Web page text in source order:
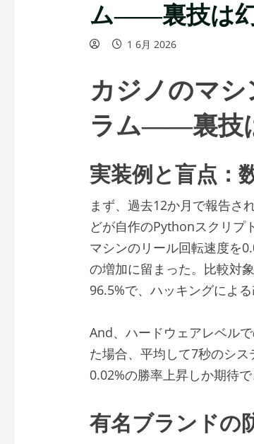
ム――裏技は
1 6月 2026
カジノのマ
ラム――裏技
実装例と盲点：
まず、過去12か月で報告さ
どが自作のPythonスクリプ
マシンのリール回転速度を
の増加に留まった。比較対
96.5%で、ハッキングによる
And、ハードウェアレベル
た場合、平均して7秒のシ
0.02%の勝率上昇しか期待
有名ブランドの